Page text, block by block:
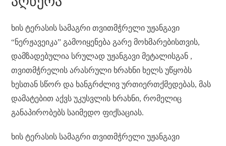
er
ხის ტერასის სამაგრი თვითმჭრელი უჟანგავი
“ნერჟავეიკა” გამოიყენება გარე მოხმარებისთვის,
დამზადებულია სრულად უჟანგავი მეტალისგან ,
თვითმჭრელის არასრული ხრახნი ხელს უწყობს
ხესთან სწორ და ხანგრძლივ ურთიერთქმედებას, მას
დამატებით აქვს უკუსვლის ხრახნი, რომელიც
განაპირობებს საიმედო ფიქსაციას.
ხის ტერასის სამაგრი თვითმჭრელი უჟანგავი